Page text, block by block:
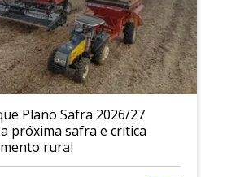
Plano Safra 2026/27
próxima safra e critica
rural